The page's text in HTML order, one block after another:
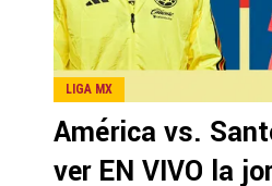
LIGA MX
América vs.
ver EN VIVO la